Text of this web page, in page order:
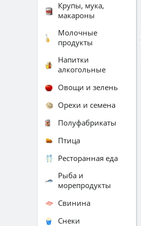
Крупы, мука,
макароны
Молочные
продукты
Напитки
алкогольные
Овощи и зелень
Орехи и семена
Полуфабрикаты
Птица
Ресторанная еда
Рыба и
морепродукты
Свинина
Снеки